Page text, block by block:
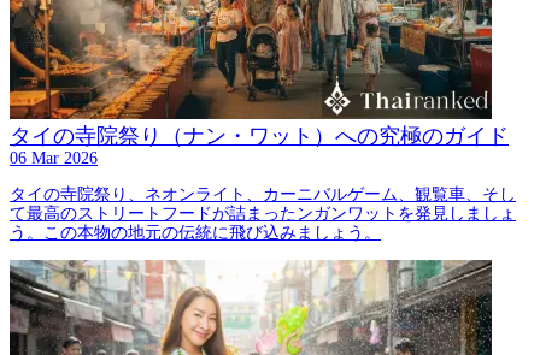
タイの寺院祭り（ナン・ワット）への究極のガイド
06 Mar 2026
タイの寺院祭り、ネオンライト、カーニバルゲーム、観覧車、そし
て最高のストリートフードが詰まったンガンワットを発見しましょ
う。この本物の地元の伝統に飛び込みましょう。